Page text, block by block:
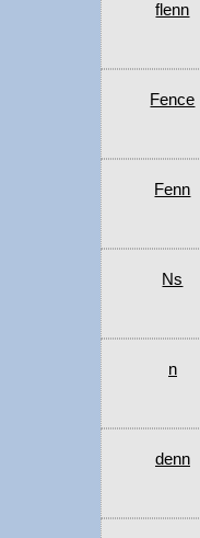
flenn
Fence
Fenn
Ns
n
denn